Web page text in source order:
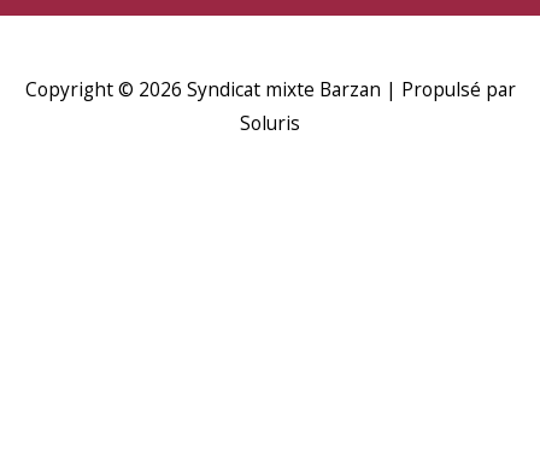
Copyright © 2026 Syndicat mixte Barzan | Propulsé par
Soluris